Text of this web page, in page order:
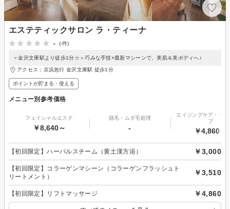
エステティックサロン ラ・ティーナ
-
(-件)
＜金沢文庫駅より徒歩1分☆＞巧みな手技×最新マシーンで、美肌＆美ボディへ♪
アクセス：京浜急行 金沢文庫駅 徒歩1分
ポイントが貯まる・使える
メニュー別参考価格
フェイシャルエステ
￥8,640～
脱毛・ムダ毛処理
-
エイジングケア・リ
プ
￥4,860～
【初回限定】ハーバルスチーム（黄土漢方浴） ￥3,000
【初回限定】コラーゲンマシーン（コラーゲンフラッシュト
リートメント）
￥3,510
【初回限定】リフトマッサージ ￥4,860